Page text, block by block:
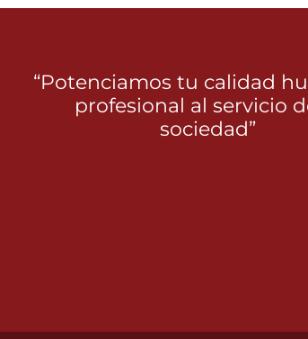
“Potenciamos tu calidad
profesional al servicio
sociedad”